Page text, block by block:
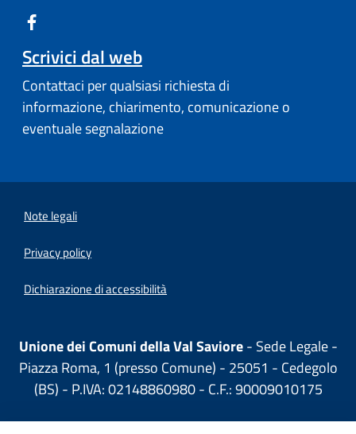
Scrivici dal web
Contattaci per qualsiasi richiesta di
informazione, chiarimento, comunicazione o
eventuale segnalazione
Note legali
Privacy policy
Dichiarazione di accessibilità
Unione dei Comuni della Val Saviore- Sede Legale -
Piazza Roma, 1 (presso Comune) - 25051 - Cedegolo
(BS) - P.IVA: 02148860980 - C.F.: 90009010175